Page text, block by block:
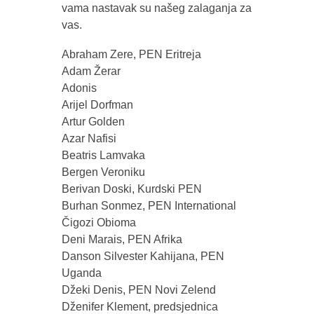
vama nastavak su našeg zalaganja za
vas.
Abraham Zere, PEN Eritreja
Adam Žerar
Adonis
Arijel Dorfman
Artur Golden
Azar Nafisi
Beatris Lamvaka
Bergen Veroniku
Berivan Doski, Kurdski PEN
Burhan Sonmez, PEN International
Čigozi Obioma
Deni Marais, PEN Afrika
Danson Silvester Kahijana, PEN
Uganda
Džeki Denis, PEN Novi Zelend
Dženifer Klement, predsjednica